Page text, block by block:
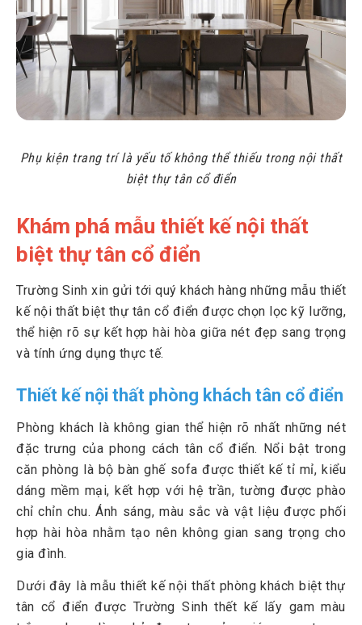
Phụ kiện trang trí là yếu tố không thể thiếu trong nội thất
biệt thự tân cổ điển
Khám phá mẫu thiết kế nội thất
biệt thự tân cổ điển
Trường Sinh xin gửi tới quý khách hàng những mẫu thiết
kế nội thất biệt thự tân cổ điển được chọn lọc kỹ lưỡng,
thể hiện rõ sự kết hợp hài hòa giữa nét đẹp sang trọng
và tính ứng dụng thực tế.
Thiết kế nội thất phòng khách tân cổ điển
Phòng khách là không gian thể hiện rõ nhất những nét
đặc trưng của phong cách tân cổ điển. Nổi bật trong
căn phòng là bộ bàn ghế sofa được thiết kế tỉ mỉ, kiểu
dáng mềm mại, kết hợp với hệ trần, tường được phào
chỉ chỉn chu. Ánh sáng, màu sắc và vật liệu được phối
hợp hài hòa nhằm tạo nên không gian sang trọng cho
gia đình.
Dưới đây là mẫu thiết kế nội thất phòng khách biệt thự
tân cổ điển được Trường Sinh thết kế lấy gam màu